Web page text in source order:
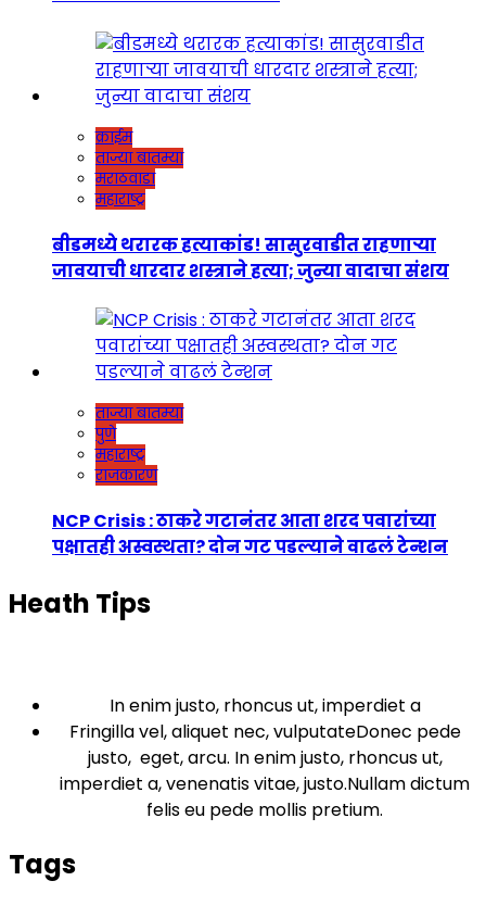
क्राईम
ताज्या बातम्या
मराठवाडा
महाराष्ट्र
बीडमध्ये थरारक हत्याकांड! सासुरवाडीत राहणाऱ्या
जावयाची धारदार शस्त्राने हत्या; जुन्या वादाचा संशय
ताज्या बातम्या
पुणे
महाराष्ट्र
राजकारण
NCP Crisis : ठाकरे गटानंतर आता शरद पवारांच्या
पक्षातही अस्वस्थता? दोन गट पडल्याने वाढलं टेन्शन
Heath Tips
In enim justo, rhoncus ut, imperdiet a
Fringilla vel, aliquet nec, vulputateDonec pede
justo, eget, arcu. In enim justo, rhoncus ut,
imperdiet a, venenatis vitae, justo.Nullam dictum
felis eu pede mollis pretium.
Tags